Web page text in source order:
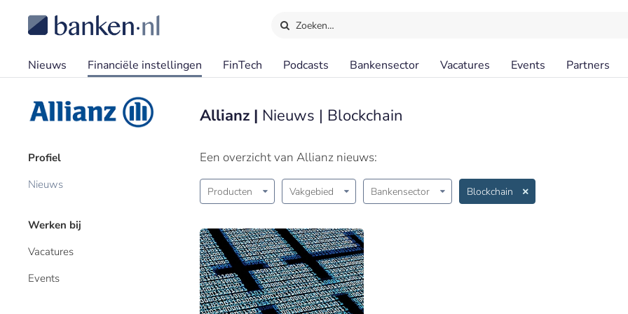
Zoeken…
Nieuws Financiële instellingen FinTech Podcasts Bankensector Vacatures Events Partners
Profiel
Nieuws
Werken bij
Vacatures
Events
Allianz | Nieuws | Blockchain
Een overzicht van Allianz nieuws:
Producten Vakgebied Bankensector Blockchain